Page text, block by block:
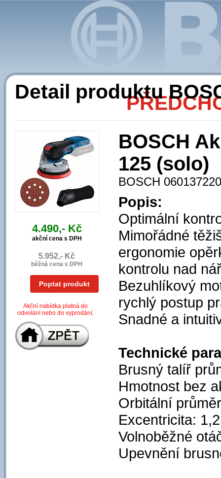
Detail produktu
4.490,- Kč
akční cena s DPH
5.952,- Kč
běžná cena s DPH
Poptat produkt
Akční nabídka platná do
odvolání nebo do vyprodání.
BOSCH
125 (solo)
BOSCH
Popis:
Optimální
Mimořádné
ergonomie
kontrolu nad
Bezuhlíkový
rychlý postup
Snadné a
Technické
Brusný talíř
Hmotnost bez
Orbitální
Excentricita:
Volnoběžné
Upevnění